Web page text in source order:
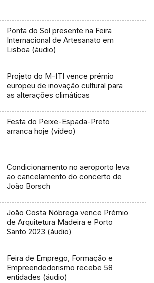
Ponta do Sol presente na Feira
Internacional de Artesanato em
Lisboa (áudio)
Projeto do M-ITI vence prémio
europeu de inovação cultural para
as alterações climáticas
Festa do Peixe-Espada-Preto
arranca hoje (vídeo)
Condicionamento no aeroporto leva
ao cancelamento do concerto de
João Borsch
João Costa Nóbrega vence Prémio
de Arquitetura Madeira e Porto
Santo 2023 (áudio)
Feira de Emprego, Formação e
Empreendedorismo recebe 58
entidades (áudio)